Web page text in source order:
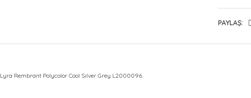
PAYLAŞ:
Lyra Rembrant Polycolor Cool Sılver Grey L2000096